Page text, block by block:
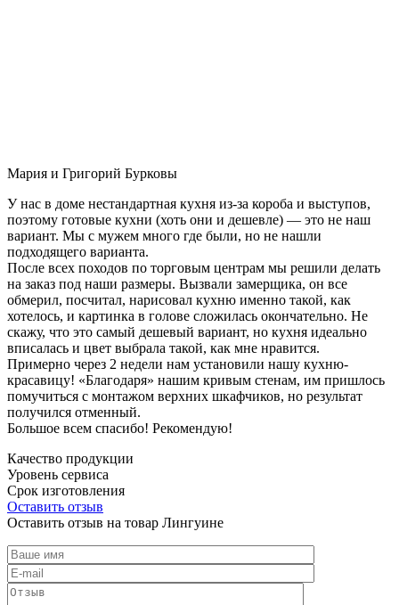
Мария и Григорий Бурковы
У нас в доме нестандартная кухня из-за короба и выступов,
поэтому готовые кухни (хоть они и дешевле) — это не наш
вариант. Мы с мужем много где были, но не нашли
подходящего варианта.
После всех походов по торговым центрам мы решили делать
на заказ под наши размеры. Вызвали замерщика, он все
обмерил, посчитал, нарисовал кухню именно такой, как
хотелось, и картинка в голове сложилась окончательно. Не
скажу, что это самый дешевый вариант, но кухня идеально
вписалась и цвет выбрала такой, как мне нравится.
Примерно через 2 недели нам установили нашу кухню-
красавицу! «Благодаря» нашим кривым стенам, им пришлось
помучиться с монтажом верхних шкафчиков, но результат
получился отменный.
Большое всем спасибо! Рекомендую!
Качество продукции
Уровень сервиса
Срок изготовления
Оставить отзыв
Оставить отзыв на товар Лингуине